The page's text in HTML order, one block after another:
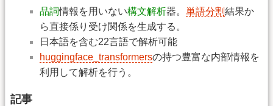
品詞情報を用いない構文解析器。 単語分割結果か
ら直接係り受け関係を生成する。
日本語を含む22言語で解析可能
huggingface_transformersの持つ豊富な内部情報を
利用して解析を行う。
記事